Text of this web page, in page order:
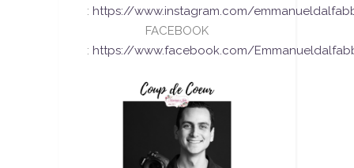
: https://www.instagram.com/
FACEBOOK
: https://www.facebook.com/